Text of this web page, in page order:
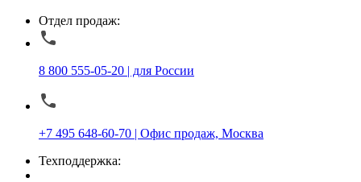
Отдел продаж:
8 800 555-05-20 | для России
+7 495 648-60-70 | Офис продаж, Москва
Техподдержка: